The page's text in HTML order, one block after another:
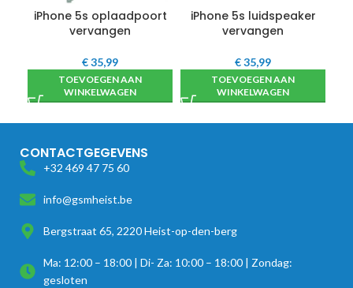
iPhone 5s oplaadpoort
vervangen
€35,99
TOEVOEGEN AAN
WINKELWAGEN
iPhone 5s luidspeaker
vervangen
€35,99
TOEVOEGEN AAN
WINKELWAGEN
CONTACTGEGEVENS
+32 469 47 75 60
info@gsmheist.be
Bergstraat 65, 2220 Heist-op-den-berg
Ma: 12:00 – 18:00 | Di- Za: 10:00 – 18:00 | Zondag:
gesloten